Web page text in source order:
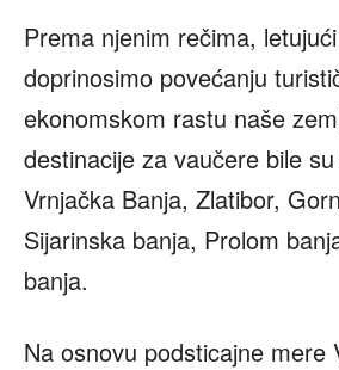
Prema njenim rečima,
doprinosimo povećanju
ekonomskom rastu naše
destinacije za vaučere bile
Vrnjačka Banja, Zlatibor,
Sijarinska banja, Prolom
banja.
Na osnovu podsticajne mere